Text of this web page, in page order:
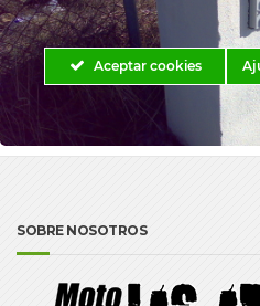
SOBRE NOSOTROS
Aceptar cookies